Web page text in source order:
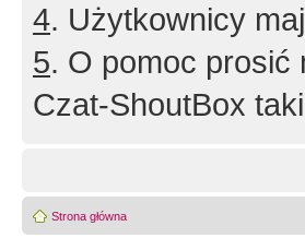
4. Użytkownicy
5. O pomoc prosić
Czat-ShoutBox
Strona główna